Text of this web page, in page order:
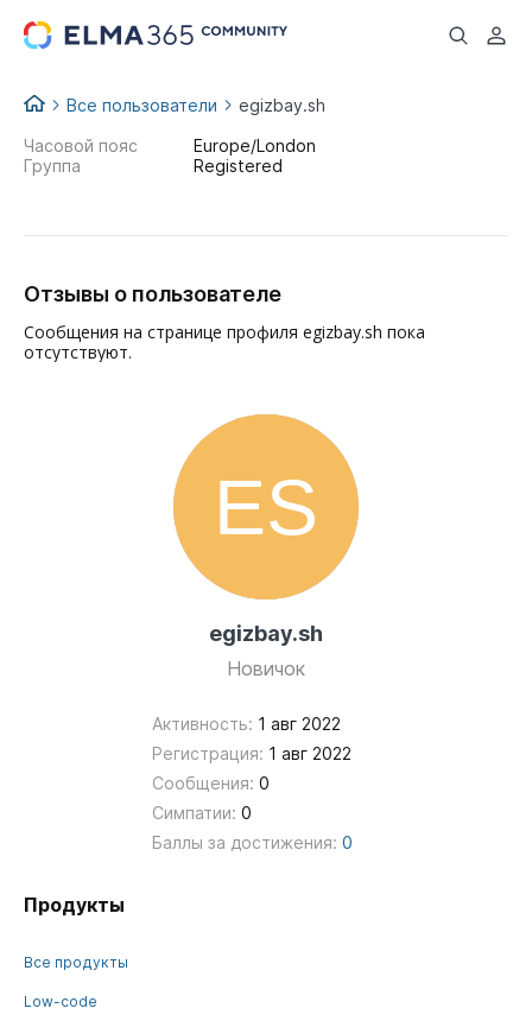
...
Все пользователи egizbay.sh
egizbay.sh
Новичок
Активность: 1 авг 2022
Регистрация: 1 авг 2022
Сообщения: 0
Симпатии: 0
Баллы за достижения: 0
Часовой пояс
Europe/London
Группа
Registered
Отзывы о пользователе
Сообщения на странице профиля egizbay.sh пока
отсутствуют.
Продукты
Все продукты
Low-code